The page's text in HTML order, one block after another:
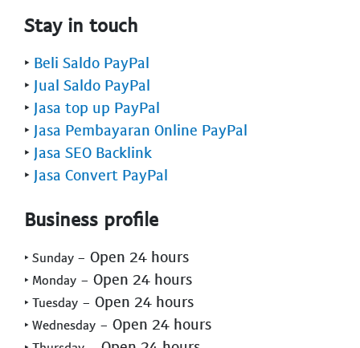
Stay in touch
‣ Beli Saldo PayPal
‣ Jual Saldo PayPal
‣ Jasa top up PayPal
‣ Jasa Pembayaran Online PayPal
‣ Jasa SEO Backlink
‣ Jasa Convert PayPal
Business profile
‣ Sunday - Open 24 hours
‣ Monday - Open 24 hours
‣ Tuesday - Open 24 hours
‣ Wednesday - Open 24 hours